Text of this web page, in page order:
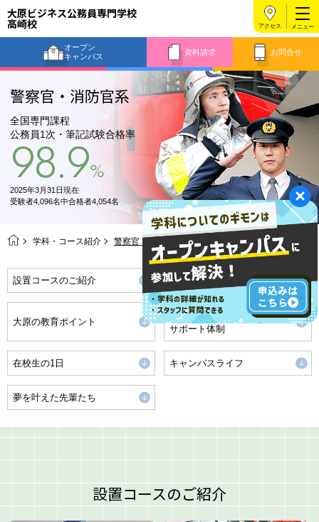
大原ビジネス公務員専門学校
高崎校
オープン
キャンパス
資料請求 お問合せ
アクセス
警察官・消防官系
全国専門課程
公務員1次・筆記試験合格率
98.9%
2025年3月31日現在
受験者4,096名中合格者4,054名
学科・コース紹介 警察官・消防官系
設置コースのご紹介 公務員の合格実績
大原の教育ポイント
万全の公務員合格
サポート体制
在校生の1日 キャンパスライフ
夢を叶えた先輩たち
設置コースのご紹介